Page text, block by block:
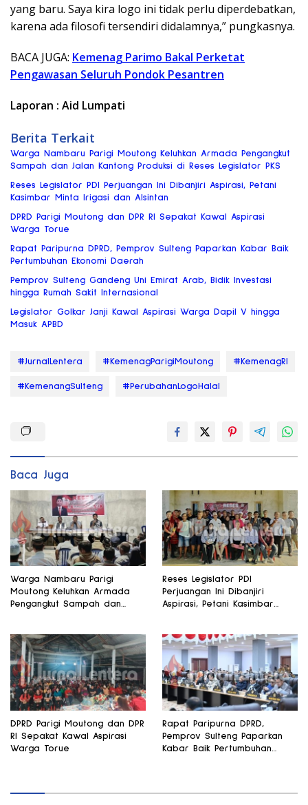
yang baru. Saya kira logo ini tidak perlu diperdebatkan,
karena ada filosofi tersendiri didalamnya,” pungkasnya.
BACA JUGA: Kemenag Parimo Bakal Perketat
Pengawasan Seluruh Pondok Pesantren
Laporan : Aid Lumpati
Berita Terkait
Warga Nambaru Parigi Moutong Keluhkan Armada Pengangkut
Sampah dan Jalan Kantong Produksi di Reses Legislator PKS
Reses Legislator PDI Perjuangan Ini Dibanjiri Aspirasi, Petani
Kasimbar Minta Irigasi dan Alsintan
DPRD Parigi Moutong dan DPR RI Sepakat Kawal Aspirasi
Warga Torue
Rapat Paripurna DPRD, Pemprov Sulteng Paparkan Kabar Baik
Pertumbuhan Ekonomi Daerah
Pemprov Sulteng Gandeng Uni Emirat Arab, Bidik Investasi
hingga Rumah Sakit Internasional
Legislator Golkar Janji Kawal Aspirasi Warga Dapil V hingga
Masuk APBD
#JurnalLentera #KemenagParigiMoutong #KemenagRI
#KemenangSulteng #PerubahanLogoHalal
Baca Juga
Warga Nambaru Parigi
Moutong Keluhkan Armada
Pengangkut Sampah dan
Reses Legislator PDI
Perjuangan Ini Dibanjiri
Aspirasi, Petani Kasimbar
DPRD Parigi Moutong dan DPR
RI Sepakat Kawal Aspirasi
Warga Torue
Rapat Paripurna DPRD,
Pemprov Sulteng Paparkan
Kabar Baik Pertumbuhan